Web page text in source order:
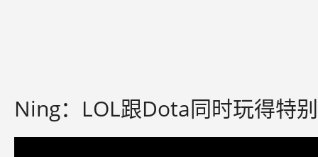
Ning：LOL跟Dota同时玩得特